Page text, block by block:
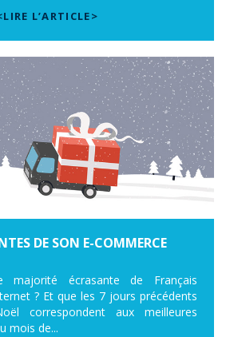
L’ARTICLE>
DE SON E-COMMERCE
majorité écrasante de Français
? Et que les 7 jours précédents
correspondent aux meilleures
mois de...